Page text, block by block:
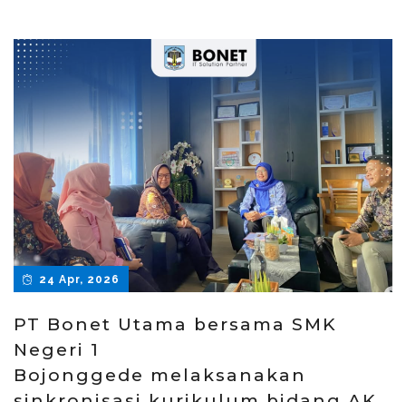
24 Apr, 2026
PT Bonet Utama bersama SMK
Negeri 1
Bojonggede melaksanakan